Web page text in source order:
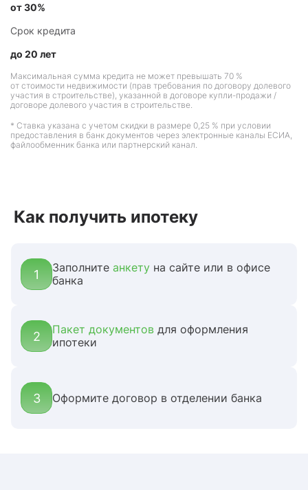
от 30%
Срок кредита
до 20 лет
Максимальная сумма кредита не может превышать 70 %
от стоимости недвижимости (прав требования по договору долевого
участия в строительстве), указанной в договоре купли-продажи /
договоре долевого участия в строительстве.
* Ставка указана с учетом скидки в размере 0,25 % при условии
предоставления в банк документов через электронные каналы ЕСИА,
файлообменник банка или партнерский канал.
Как получить ипотеку
1 Заполните анкету на сайте или в офисе
банка
2 Пакет документов для оформления
ипотеки
3 Оформите договор в отделении банка